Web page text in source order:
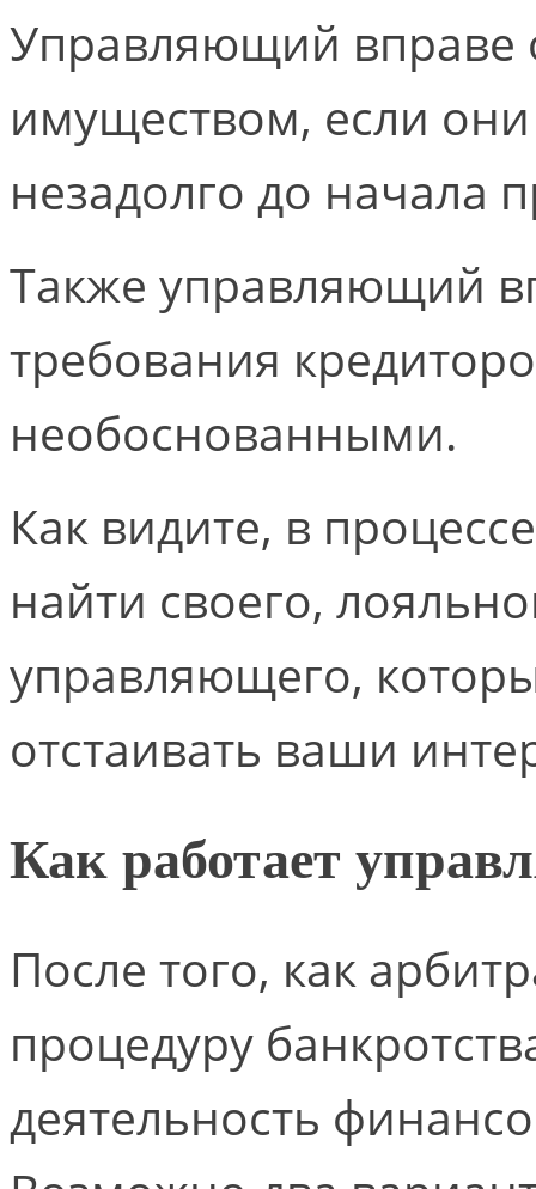
Управляющий вправе
имуществом, если
незадолго до начала
Также управляющий
требования
необоснованными.
Как видите, в
найти своего,
управляющего,
отстаивать ваши
Как работает
После того, как
процедуру
деятельность